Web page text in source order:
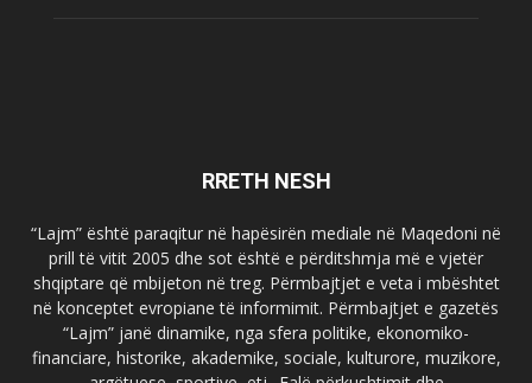
RRETH NESH
“Lajm” është paraqitur në hapësirën mediale në Maqedoni në
prill të vitit 2005 dhe sot është e përditshmja më e vjetër
shqiptare që mbijeton në treg. Përmbajtjet e veta i mbështet
në konceptet evropiane të informimit. Përmbajtjet e gazetës
“Lajm” janë dinamike, nga sfera politike, ekonomiko-
financiare, historike, akademike, sociale, kulturore, muzikore,